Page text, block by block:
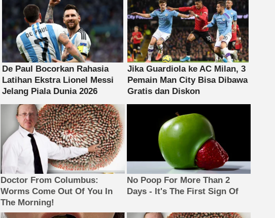
Doctor From Columbus:
Worms Come Out Of You In
The Morning!
No Poop For More Than 2
Days - It's The First Sign Of